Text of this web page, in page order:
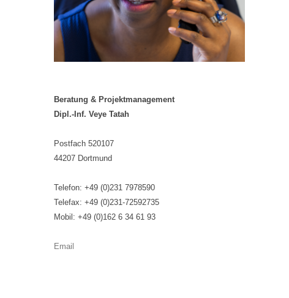
Beratung & Projektmanagement
Dipl.-Inf. Veye Tatah
Postfach 520107
44207 Dortmund
Telefon: +49 (0)231 7978590
Telefax: +49 (0)231-72592735
Mobil: +49 (0)162 6 34 61 93
Email